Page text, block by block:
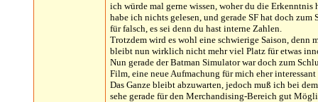
ich würde mal gerne wissen, woher du die
habe ich nichts gelesen, und gerade SF hat doch
für falsch, es sei denn du hast interne Zahlen.
Trotzdem wird es wohl eine schwierige Saison, denn
bleibt nun wirklich nicht mehr viel Platz für etwas
Nun gerade der Batman Simulator war doch zum
Film, eine neue Aufmachung für mich eher
Das Ganze bleibt abzuwarten, jedoch muß ich bei
sehe gerade für den Merchandising-Bereich gut